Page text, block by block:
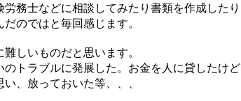
務士などに相談してみたり書類を作成したり
のではと毎回感じます。
しいものだと思います。
トラブルに発展した。お金を人に貸したけど
、放っておいた等、、、